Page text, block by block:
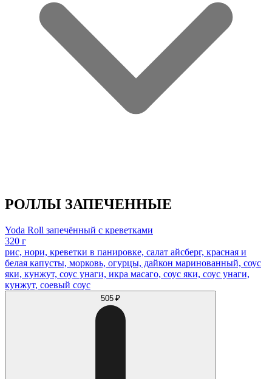
РОЛЛЫ ЗАПЕЧЕННЫЕ
Yoda Roll запечённый с креветками
320 г
рис, нори, креветки в панировке, салат айсберг, красная и
белая капусты, морковь, огурцы, дайкон маринованный, соус
яки, кунжут, соус унаги, икра масаго, соус яки, соус унаги,
кунжут, соевый соус
505 ₽